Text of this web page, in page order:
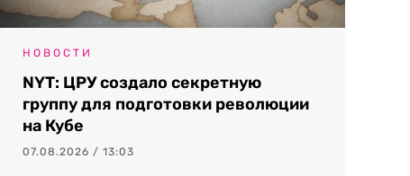
НОВОСТИ
NYT: ЦРУ создало секретную
группу для подготовки революции
на Кубе
07.08.2026 / 13:03